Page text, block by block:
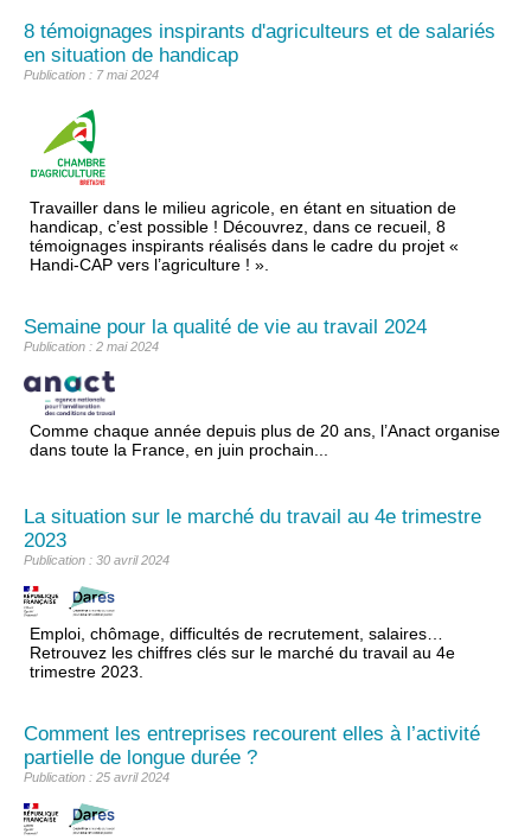
8 témoignages inspirants d'agriculteurs et de salariés
en situation de handicap
Publication : 7 mai 2024
Travailler dans le milieu agricole, en étant en situation de
handicap, c’est possible ! Découvrez, dans ce recueil, 8
témoignages inspirants réalisés dans le cadre du projet «
Handi-CAP vers l’agriculture ! ».
Semaine pour la qualité de vie au travail 2024
Publication : 2 mai 2024
Comme chaque année depuis plus de 20 ans, l’Anact organise
dans toute la France, en juin prochain...
La situation sur le marché du travail au 4e trimestre
2023
Publication : 30 avril 2024
Emploi, chômage, difficultés de recrutement, salaires…
Retrouvez les chiffres clés sur le marché du travail au 4e
trimestre 2023.
Comment les entreprises recourent elles à l’activité
partielle de longue durée ?
Publication : 25 avril 2024